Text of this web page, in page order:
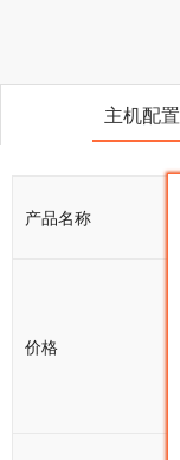
主机配置
产品名称
价格